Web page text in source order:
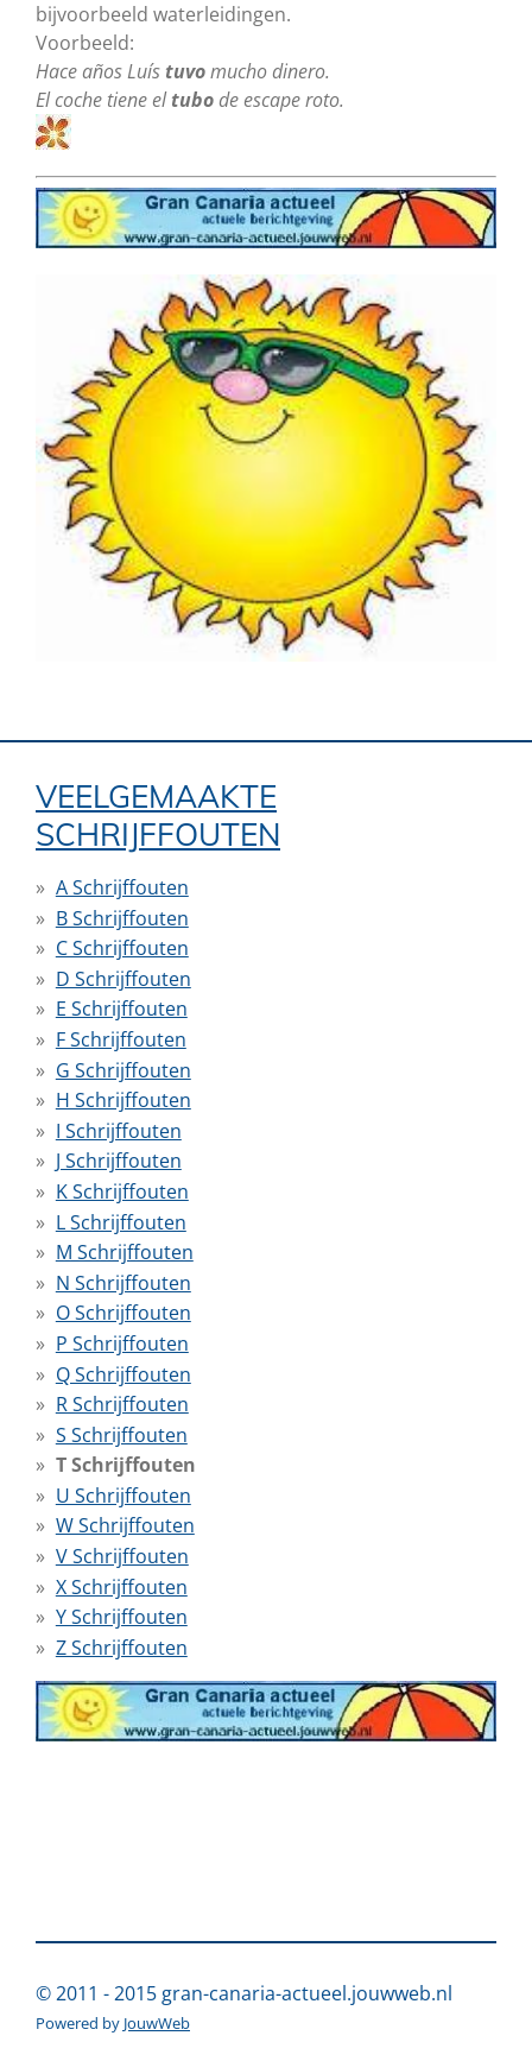
bijvoorbeeld waterleidingen.
Voorbeeld:
Hace años Luís tuvomucho dinero.
El coche tiene eltubode escape roto.
VEELGEMAAKTE
SCHRIJFFOUTEN
A Schrijffouten
B Schrijffouten
C Schrijffouten
D Schrijffouten
E Schrijffouten
F Schrijffouten
G Schrijffouten
H Schrijffouten
I Schrijffouten
J Schrijffouten
K Schrijffouten
L Schrijffouten
M Schrijffouten
N Schrijffouten
O Schrijffouten
P Schrijffouten
Q Schrijffouten
R Schrijffouten
S Schrijffouten
T Schrijffouten
U Schrijffouten
W Schrijffouten
V Schrijffouten
X Schrijffouten
Y Schrijffouten
Z Schrijffouten
© 2011 - 2015 gran-canaria-actueel.jouwweb.nl
Powered by JouwWeb